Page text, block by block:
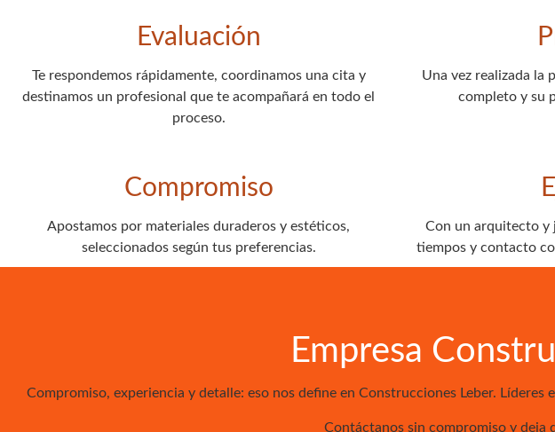
Evaluación
Te respondemos rápidamente, coordinamos una cita y
destinamos un profesional que te acompañará en todo el
proceso.
Una vez realizada la
completo y su
Compromiso
Apostamos por materiales duraderos y estéticos,
seleccionados según tus preferencias.
Con un arquitecto y
tiempos y contacto
Empresa
Compromiso, experiencia y detalle: eso nos define en Construcciones Leber.
Contáctanos sin compromiso y deja